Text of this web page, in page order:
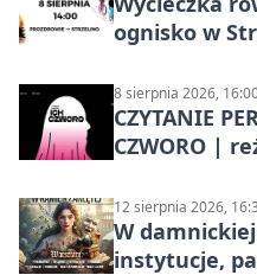
ognisko w
8 sierpnia 2026,
CZYTANIE
CZWORO |
12 sierpnia 2026,
W
instytucje,